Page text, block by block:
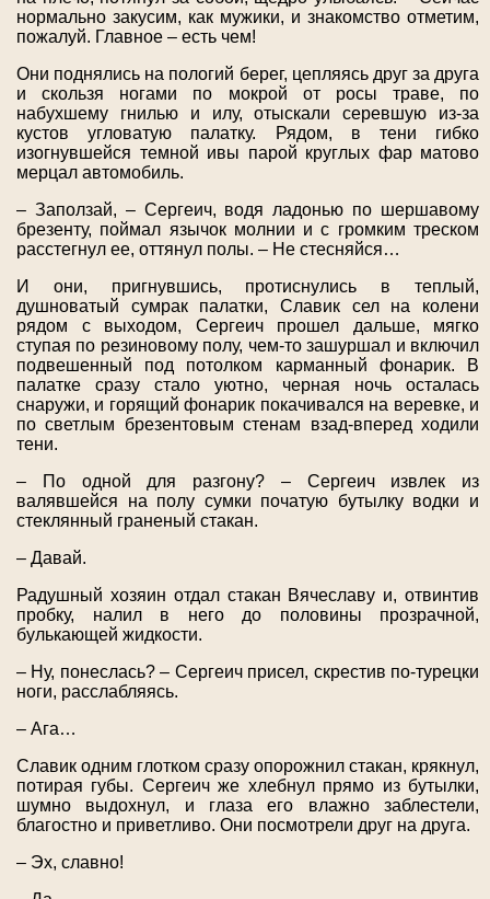
нормально закусим, как мужики, и знакомство отметим,
пожалуй. Главное – есть чем!
Они поднялись на пологий берег, цепляясь друг за друга
и скользя ногами по мокрой от росы траве, по
набухшему гнилью и илу, отыскали серевшую из-за
кустов угловатую палатку. Рядом, в тени гибко
изогнувшейся темной ивы парой круглых фар матово
мерцал автомобиль.
– Заползай, – Сергеич, водя ладонью по шершавому
брезенту, поймал язычок молнии и с громким треском
расстегнул ее, оттянул полы. – Не стесняйся…
И они, пригнувшись, протиснулись в теплый,
душноватый сумрак палатки, Славик сел на колени
рядом с выходом, Сергеич прошел дальше, мягко
ступая по резиновому полу, чем-то зашуршал и включил
подвешенный под потолком карманный фонарик. В
палатке сразу стало уютно, черная ночь осталась
снаружи, и горящий фонарик покачивался на веревке, и
по светлым брезентовым стенам взад-вперед ходили
тени.
– По одной для разгону? – Сергеич извлек из
валявшейся на полу сумки початую бутылку водки и
стеклянный граненый стакан.
– Давай.
Радушный хозяин отдал стакан Вячеславу и, отвинтив
пробку, налил в него до половины прозрачной,
булькающей жидкости.
– Ну, понеслась? – Сергеич присел, скрестив по-турецки
ноги, расслабляясь.
– Ага…
Славик одним глотком сразу опорожнил стакан, крякнул,
потирая губы. Сергеич же хлебнул прямо из бутылки,
шумно выдохнул, и глаза его влажно заблестели,
благостно и приветливо. Они посмотрели друг на друга.
– Эх, славно!